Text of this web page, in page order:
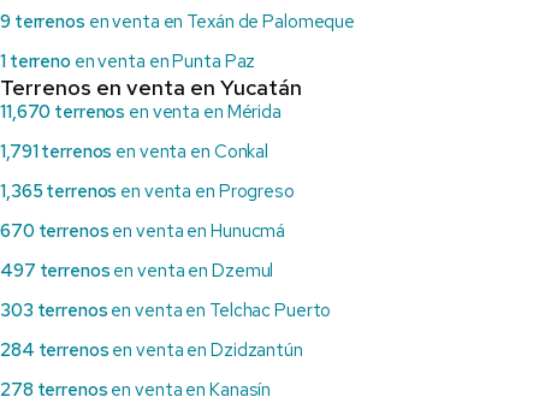
9 terrenos en venta en Texán de Palomeque
1 terreno en venta en Punta Paz
Terrenos en venta en Yucatán
11,670 terrenos en venta en Mérida
1,791 terrenos en venta en Conkal
1,365 terrenos en venta en Progreso
670 terrenos en venta en Hunucmá
497 terrenos en venta en Dzemul
303 terrenos en venta en Telchac Puerto
284 terrenos en venta en Dzidzantún
278 terrenos en venta en Kanasín